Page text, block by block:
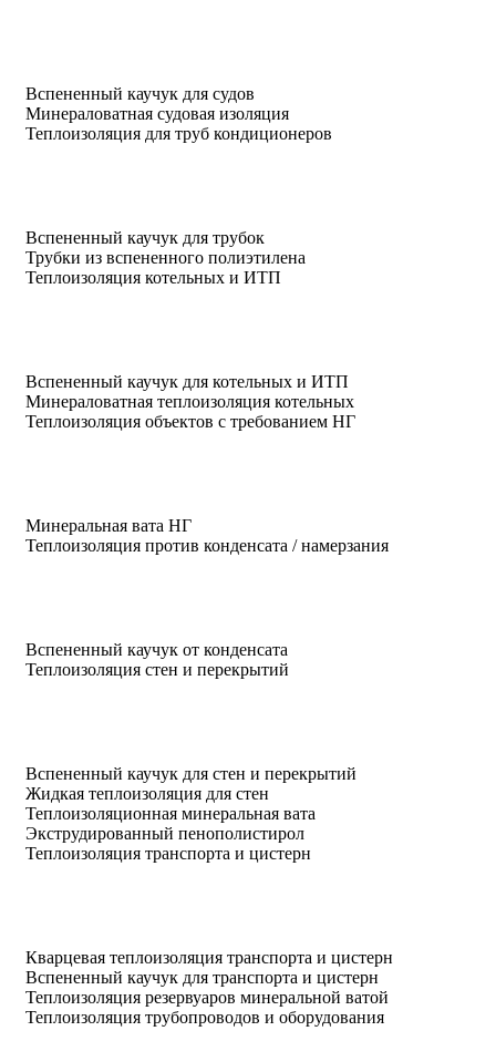
Вспененный каучук для судов
Минераловатная судовая изоляция
Теплоизоляция для труб кондиционеров
Вспененный каучук для трубок
Трубки из вспененного полиэтилена
Теплоизоляция котельных и ИТП
Вспененный каучук для котельных и ИТП
Минераловатная теплоизоляция котельных
Теплоизоляция объектов с требованием НГ
Минеральная вата НГ
Теплоизоляция против конденсата / намерзания
Вспененный каучук от конденсата
Теплоизоляция стен и перекрытий
Вспененный каучук для стен и перекрытий
Жидкая теплоизоляция для стен
Теплоизоляционная минеральная вата
Экструдированный пенополистирол
Теплоизоляция транспорта и цистерн
Кварцевая теплоизоляция транспорта и цистерн
Вспененный каучук для транспорта и цистерн
Теплоизоляция резервуаров минеральной ватой
Теплоизоляция трубопроводов и оборудования